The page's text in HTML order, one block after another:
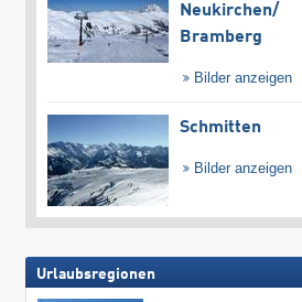
Neukirchen/​
Bramberg
Bilder anzeigen
Schmitten
Bilder anzeigen
Urlaubsregionen